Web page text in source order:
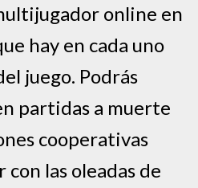
online en
hay en cada uno
juego. Podrás
partidas a muerte
cooperativas
con las oleadas de